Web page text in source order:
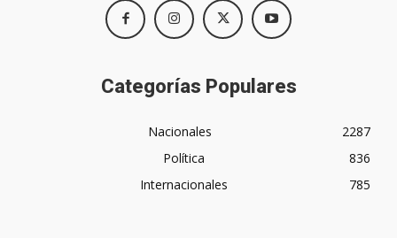
Categorías Populares
Nacionales
2287
Política
836
Internacionales
785